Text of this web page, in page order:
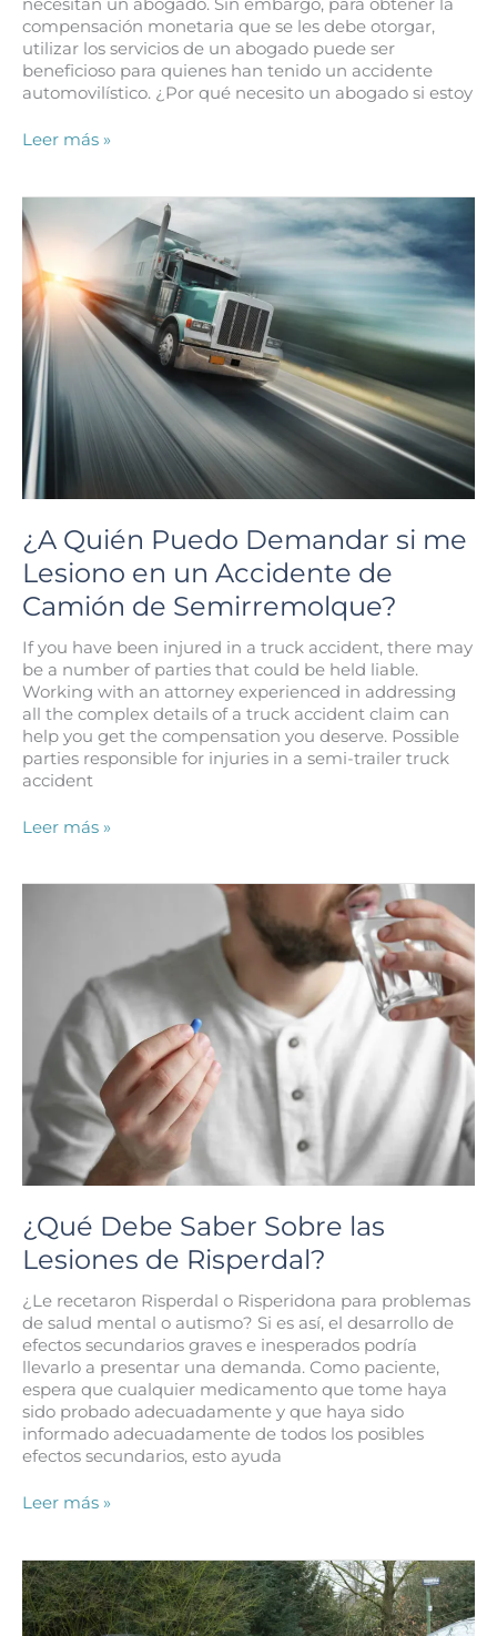
necesitan un abogado. Sin embargo, para obtener la
compensación monetaria que se les debe otorgar,
utilizar los servicios de un abogado puede ser
beneficioso para quienes han tenido un accidente
automovilístico. ¿Por qué necesito un abogado si estoy
¿Necesito
Estoy
en
un
Accidente
Automovilístico?
Leer más »
¿A Quién Puedo Demandar si me
Lesiono en un Accidente de
Camión de Semirremolque?
If you have been injured in a truck accident, there may
be a number of parties that could be held liable.
Working with an attorney experienced in addressing
all the complex details of a truck accident claim can
help you get the compensation you deserve. Possible
parties responsible for injuries in a semi-trailer truck
accident
¿A
Accidente
Camión
de
Semirremolque?
Leer más »
¿Qué Debe Saber Sobre las
Lesiones de Risperdal?
¿Le recetaron Risperdal o Risperidona para problemas
de salud mental o autismo? Si es así, el desarrollo de
efectos secundarios graves e inesperados podría
llevarlo a presentar una demanda. Como paciente,
espera que cualquier medicamento que tome haya
sido probado adecuadamente y que haya sido
informado adecuadamente de todos los posibles
efectos secundarios, esto ayuda
¿Qué
Sobre
las
Lesiones
Leer más »